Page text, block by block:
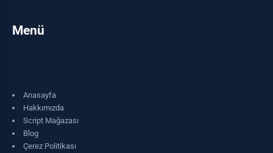
Menü
Anasayfa
Hakkımızda
Script Mağazası
Blog
Çerez Politikası